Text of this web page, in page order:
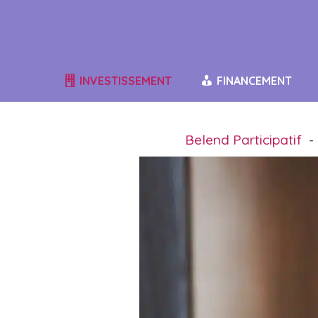
INVESTISSEMENT FINANCEMENT
Belend Participatif